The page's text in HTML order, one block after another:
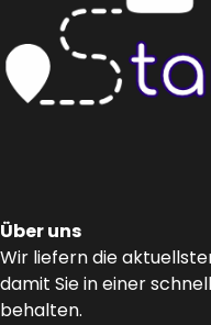
Über uns
Wir liefern die
damit Sie in einer
behalten.